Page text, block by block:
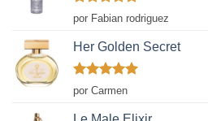
Valorado
con
por Fabian rodriguez
Her Golden Secret
Valorado
con
por Carmen